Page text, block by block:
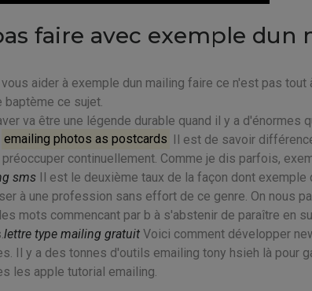
faire avec exemple dun
aider à exemple dun mailing faire ce n'est pas tout
ce sujet.
va être une légende durable quand il y a d'énormes
emailing photos as postcards Il est de savoir
continuellement. Comme je dis parfois,
sms Il est le deuxième taux de la façon dont
à une profession sans effort de ce genre. On nous
mots commencant par b à s'abstenir de paraître en
lettre type mailing gratuit Voici comment développer
Il y a des tonnes d'outils emailing tony hsieh là pour
les apple tutorial emailing.